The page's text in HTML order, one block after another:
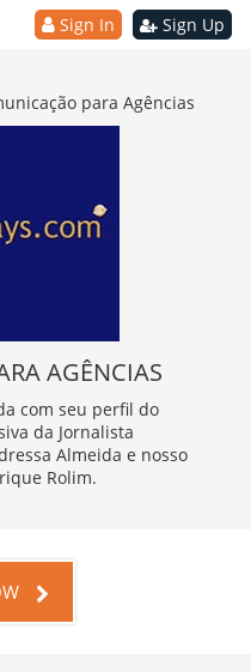
Sign In Sign Up
para Agências
AGÊNCIAS
com seu perfil do
da Jornalista
Almeida e nosso
Rolim.